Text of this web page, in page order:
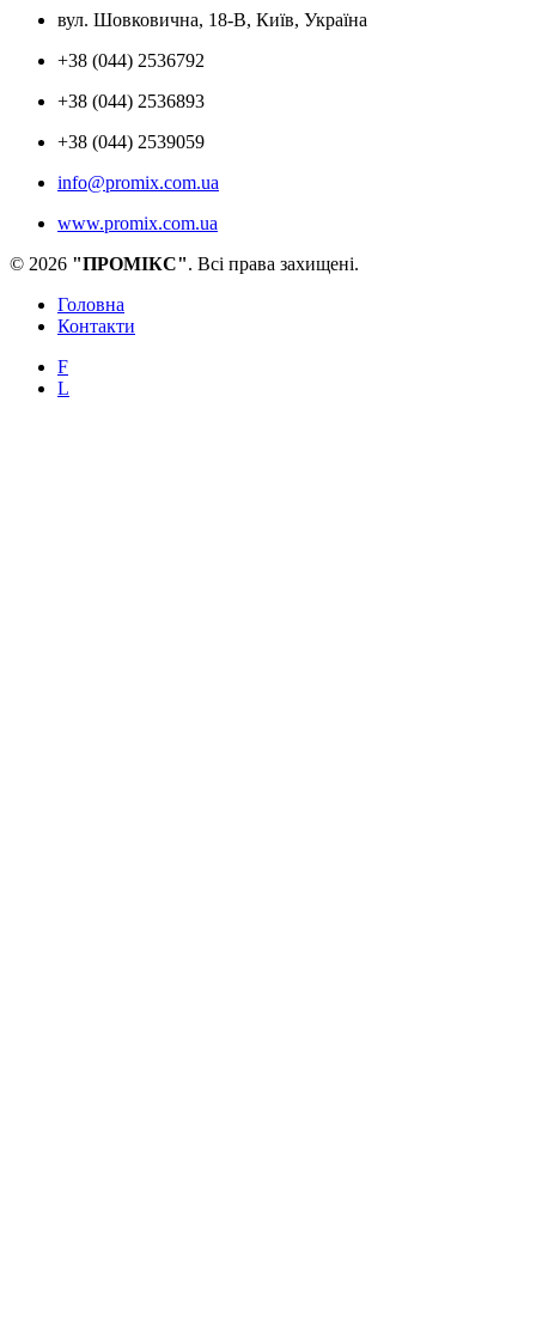
вул. Шовковична, 18-В, Київ, Україна
+38 (044) 2536792
+38 (044) 2536893
+38 (044) 2539059
info@promix.com.ua
www.promix.com.ua
© 2026 "ПРОМІКС". Всі права захищені.
Головна
Контакти
F
L